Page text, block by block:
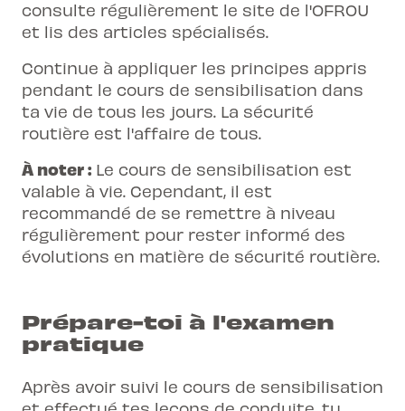
consulte régulièrement le site de l'OFROU
et lis des articles spécialisés.
Continue à appliquer les principes appris
pendant le cours de sensibilisation dans
ta vie de tous les jours. La sécurité
routière est l'affaire de tous.
À noter : Le cours de sensibilisation est
valable à vie. Cependant, il est
recommandé de se remettre à niveau
régulièrement pour rester informé des
évolutions en matière de sécurité routière.
Prépare-toi à l'examen
pratique
Après avoir suivi le cours de sensibilisation